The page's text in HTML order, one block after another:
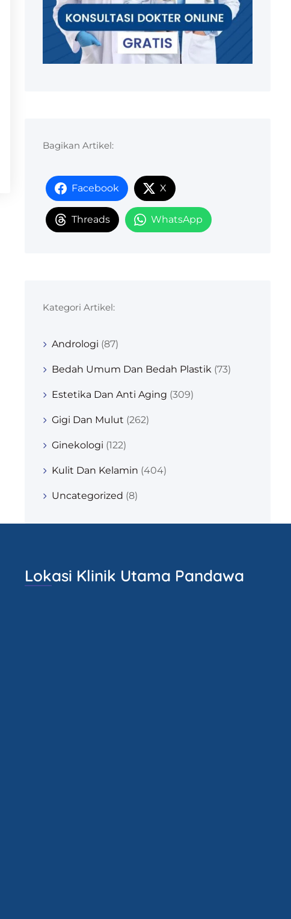
Bagikan Artikel:
Facebook X
Threads WhatsApp
Kategori Artikel:
Andrologi (87)
Bedah Umum Dan Bedah Plastik (73)
Estetika Dan Anti Aging (309)
Gigi Dan Mulut (262)
Ginekologi (122)
Kulit Dan Kelamin (404)
Uncategorized (8)
Lokasi Klinik Utama Pandawa